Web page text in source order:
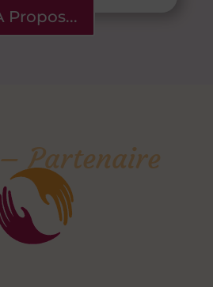
Propos...
Partenaire